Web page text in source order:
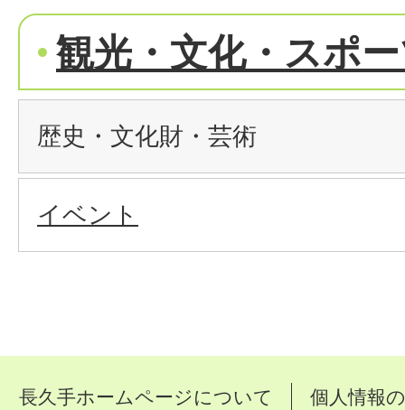
観光・文化・スポ
歴史・文化財・芸術
イベント
長久手ホームページについて
個人情報